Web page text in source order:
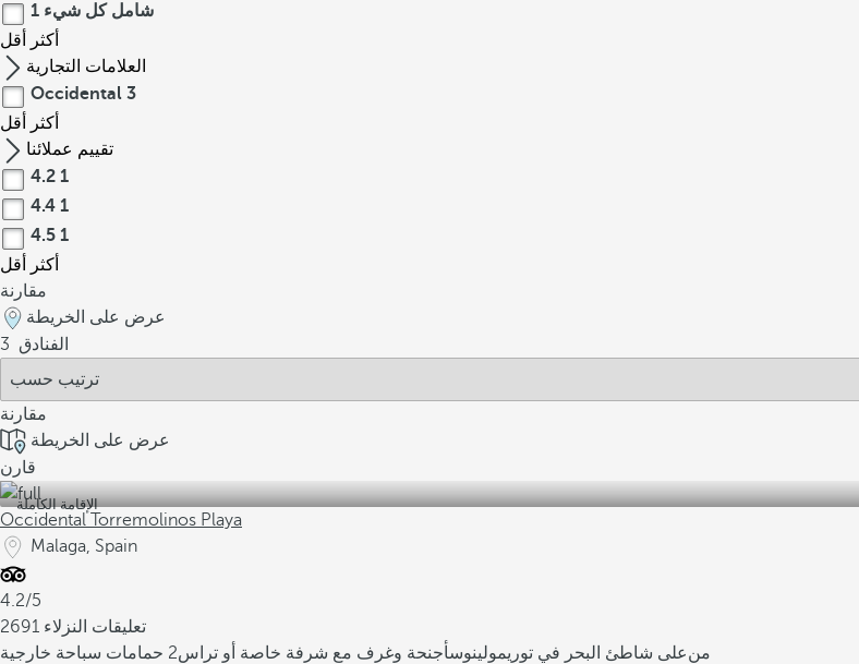
شامل كل شيء 1
أكثر
أقل
العلامات التجارية
Occidental 3
أكثر
أقل
تقييم عملائنا
4.2 1
4.4 1
4.5 1
أكثر
أقل
مقارنة
عرض على الخريطة
3 الفنادق
مقارنة
عرض على الخريطة
قارن
الإقامة الكاملة
Occidental Torremolinos Playa
Malaga, Spain
4.2/5
2691 تعليقات النزلاء
على شاطئ البحر في توريمولينوسأجنحة وغرف مع شرفة خاصة أو تراس2 حمامات سباحة خارجية
من